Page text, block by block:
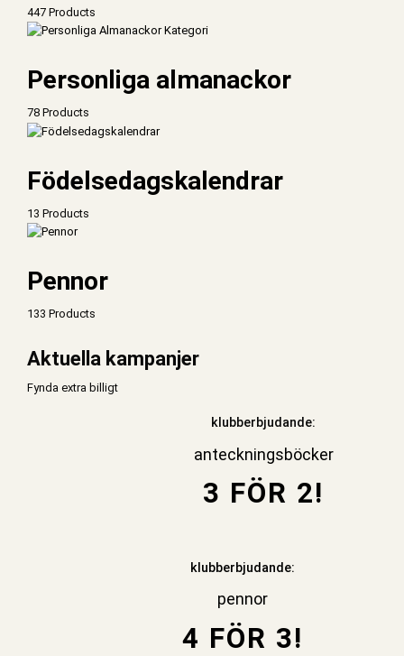
447 Products
Personliga almanackor
78 Products
Födelsedagskalendrar
13 Products
Pennor
133 Products
Aktuella kampanjer
Fynda extra billigt
klubberbjudande:
anteckningsböcker
3 FÖR 2!
klubberbjudande:
pennor
4 FÖR 3!